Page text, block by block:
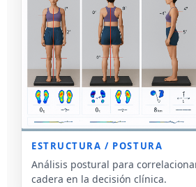
ESTRUCTURA / POSTURA
Análisis postural para
cadera en la decisión clínica.